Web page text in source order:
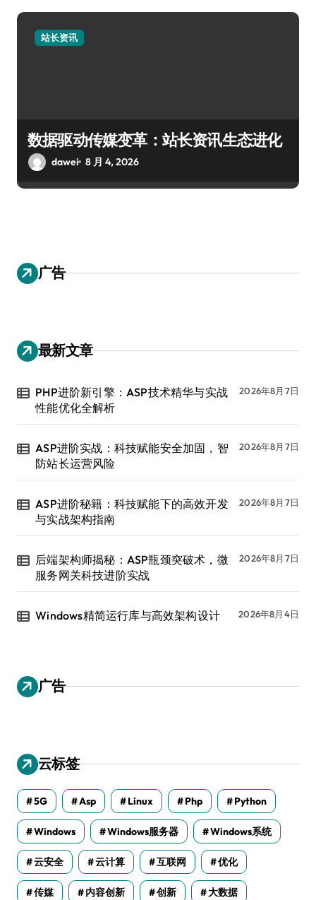
站长资讯
数据驱动传媒变革：站长资讯生态进化
dawei 8 月 4, 2026
广告
最新文章
PHP进阶新引擎：ASP技术精华与实战
性能优化全解析
2026年8月7日
ASP进阶实战：科技赋能安全加固，智
防站长运营风险
2026年8月7日
ASP进阶秘籍：科技赋能下的高效开发
与实战架构指南
2026年8月7日
后端架构师揭秘：ASP瓶颈突破术，微
服务网关科技进阶实战
2026年8月7日
Windows精简运行库与高效架构设计 2026年8月4日
广告
云标签
5G Asp Linux Php Python
Windows Windows服务器 Windows系统
云安全 云计算 互联网 优化
传媒 内容创新 创新 大数据